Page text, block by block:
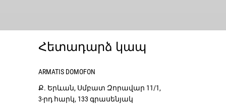
Հետադարձ կապ
ARMATIS DOMOFON
Ք. Երևան, Սմբատ Զորավար 11/1,
3-րդ հարկ, 133 գրասենյակ